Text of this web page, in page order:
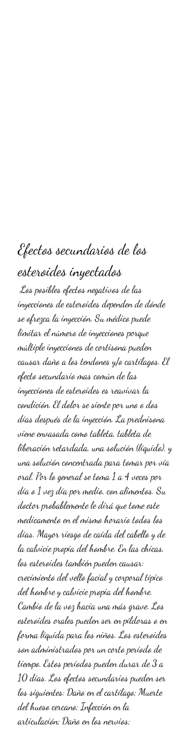
Efectos secundarios de los
esteroides inyectados
Los posibles efectos negativos de las
inyecciones de esteroides dependen de dónde
se ofrezca la inyección. Su médico puede
limitar el número de inyecciones porque
múltiple inyecciones de cortisona pueden
causar daño a los tendones y/o cartílagos. El
efecto secundario mas común de las
inyecciones de esteroides es reavivar la
condición. El dolor se siente por uno o dos
días después de la inyección. La prednisona
viene envasada como tableta, tableta de
liberación retardada, una solución (líquido), y
una solución concentrada para tomar por vía
oral. Por lo general se toma 1 a 4 veces por
día o 1 vez día por medio, con alimentos. Su
doctor probablemente le dirá que tome este
medicamento en el mismo horario todos los
días. Mayor riesgo de caída del cabello y de
la calvicie propia del hombre. En las chicas,
los esteroides también pueden causar:
crecimiento del vello facial y corporal típico
del hombre y calvicie propia del hombre.
Cambio de la voz hacia una más grave. Los
esteroides orales pueden ser en píldoras o en
forma líquida para los niños. Los esteroides
son administrados por un corto período de
tiempo. Estos períodos pueden durar de 3 a
10 días. Los efectos secundarios pueden ser
los siguientes: Daño en el cartílago; Muerte
del hueso cercano; Infección en la
articulación; Daño en los nervios;